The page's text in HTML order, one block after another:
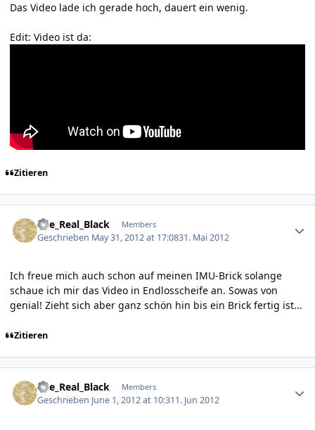
Das Video lade ich gerade hoch, dauert ein wenig.
Edit: Video ist da:
Zitieren
The_Real_Black Members
Geschrieben May 31, 2012 at 17:0831. Mai 2012
Ich freue mich auch schon auf meinen IMU-Brick solange
schaue ich mir das Video in Endlosscheife an. Sowas von
genial! Zieht sich aber ganz schön hin bis ein Brick fertig ist...
Zitieren
The_Real_Black Members
Geschrieben June 1, 2012 at 10:311. Jun 2012